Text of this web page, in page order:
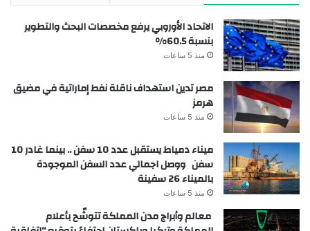
الاتحاد الأوروبي يرفع مخصصات البحث والتطوير
بنسبة 60.5%
منذ 5 ساعات
مصر تدين استهداف ناقلة نفط إماراتية في مضيق
هرمز
منذ 5 ساعات
ميناء دمياط يستقبل عدد 10 سفن .. بينما غادر 10
سفن ووصل اجمالي عدد السفن الموجودة
بالميناء 26 سفينة
منذ 5 ساعات
معالم وأبراج مدن المملكة تتوشّح بأعلام